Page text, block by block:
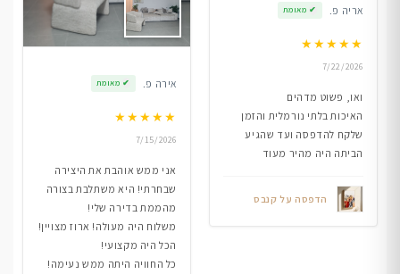
אריה פ. ✔ מאומת
★★★★★
7/22/2026
ואו, פשוט מדהים
האיכות בלתי נורמלית והזמן
שלקח להדפסה ועד שהגיע
הביתה היה מהיר מעוד
הדפסה על קנבס
אירה פ. ✔ מאומת
★★★★★
7/15/2026
אני ממש אוהבת את היצירה
שבחרתי! היא משתלבת בצורה
מהממת בדירה שלי!
משלוח היה מעולה! ארוז מצויין!
הכל היה מקצועי!
כל החוויה היתה ממש נעימה!